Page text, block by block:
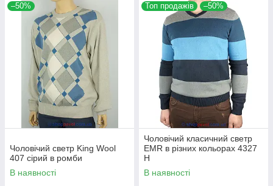
–50%
Чоловічий светр King Wool
407 сірий в ромби
В наявності
Топ продажів –50%
Чоловічий класичний светр
EMR в різних кольорах 4327
Н
В наявності